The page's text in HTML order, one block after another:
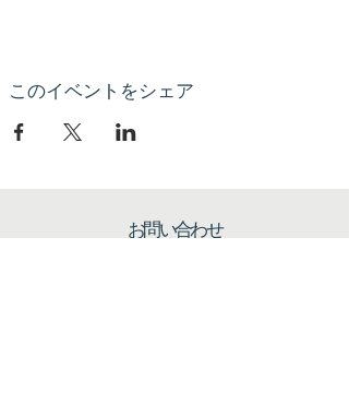
elo da nossa Corrente pelo Bem!
このイベントをシェア
お問い合わせ